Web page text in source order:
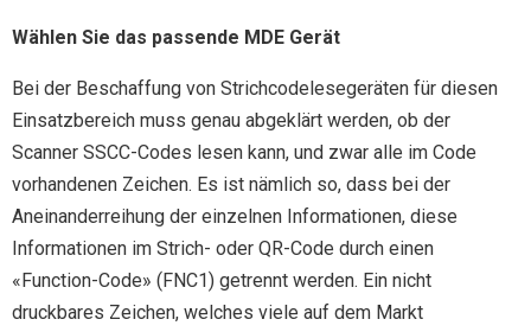
Wählen Sie das passende MDE Gerät
Bei der Beschaffung von Strichcodelesegeräten für diesen
Einsatzbereich muss genau abgeklärt werden, ob der
Scanner SSCC-Codes lesen kann, und zwar alle im Code
vorhandenen Zeichen. Es ist nämlich so, dass bei der
Aneinanderreihung der einzelnen Informationen, diese
Informationen im Strich- oder QR-Code durch einen
«Function-Code» (FNC1) getrennt werden. Ein nicht
druckbares Zeichen, welches viele auf dem Markt